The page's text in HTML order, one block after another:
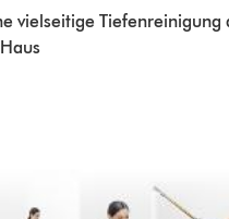
vielseitige Tiefenreinigung